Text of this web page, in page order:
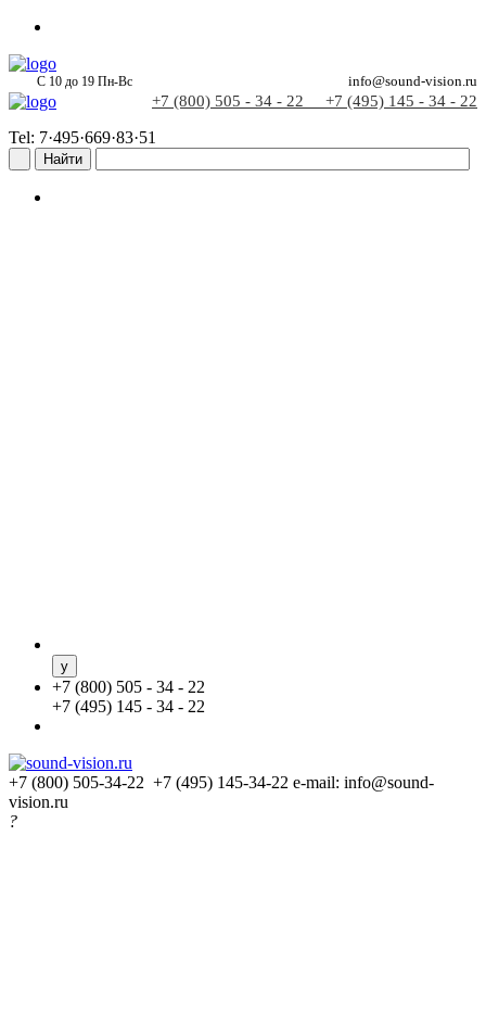
С 10 до 19 Пн-Вс info@sound-vision.ru
+7 (800) 505 - 34 - 22 +7 (495) 145 - 34 - 22
Tel: 7·495·669·83·51
+7 (800) 505 - 34 - 22
+7 (495) 145 - 34 - 22
+7 (800) 505-34-22 +7 (495) 145-34-22 e-mail: info@sound-
vision.ru
?